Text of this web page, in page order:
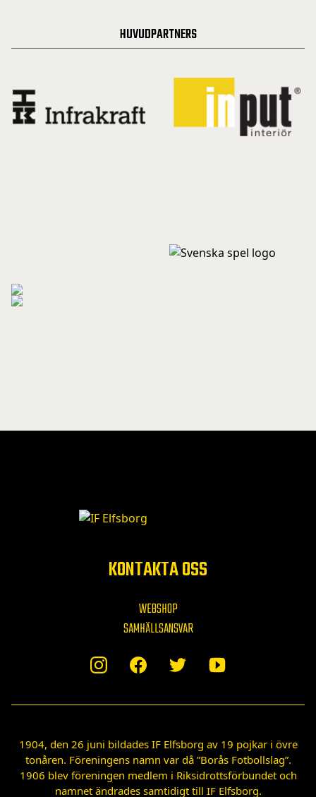
HUVUDPARTNERS
KONTAKTA OSS
WEBSHOP
SAMHÄLLSANSVAR
1904, den 26 juni bildades IF Elfsborg av 19 pojkar i övre
tonåren. Föreningens namn var då ”Borås Fotbollslag”.
1906 blev föreningen medlem i Riksidrottsförbundet och
namnet ändrades samtidigt till IF Elfsborg.